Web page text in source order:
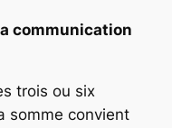
communication
trois ou six
somme convient